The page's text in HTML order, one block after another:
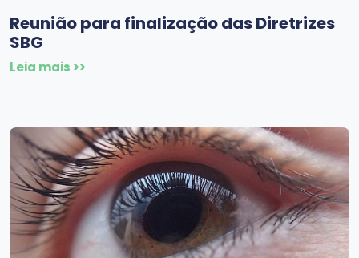
Reunião para finalização das Diretrizes
SBG
Leia mais >>